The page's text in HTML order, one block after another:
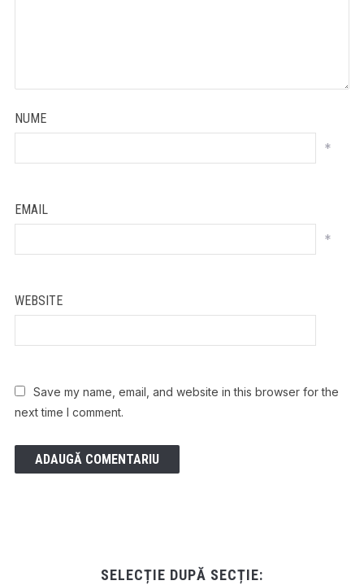
NUME
*
EMAIL
*
WEBSITE
Save my name, email, and website in this browser for the
next time I comment.
SELECȚIE DUPĂ SECȚIE: